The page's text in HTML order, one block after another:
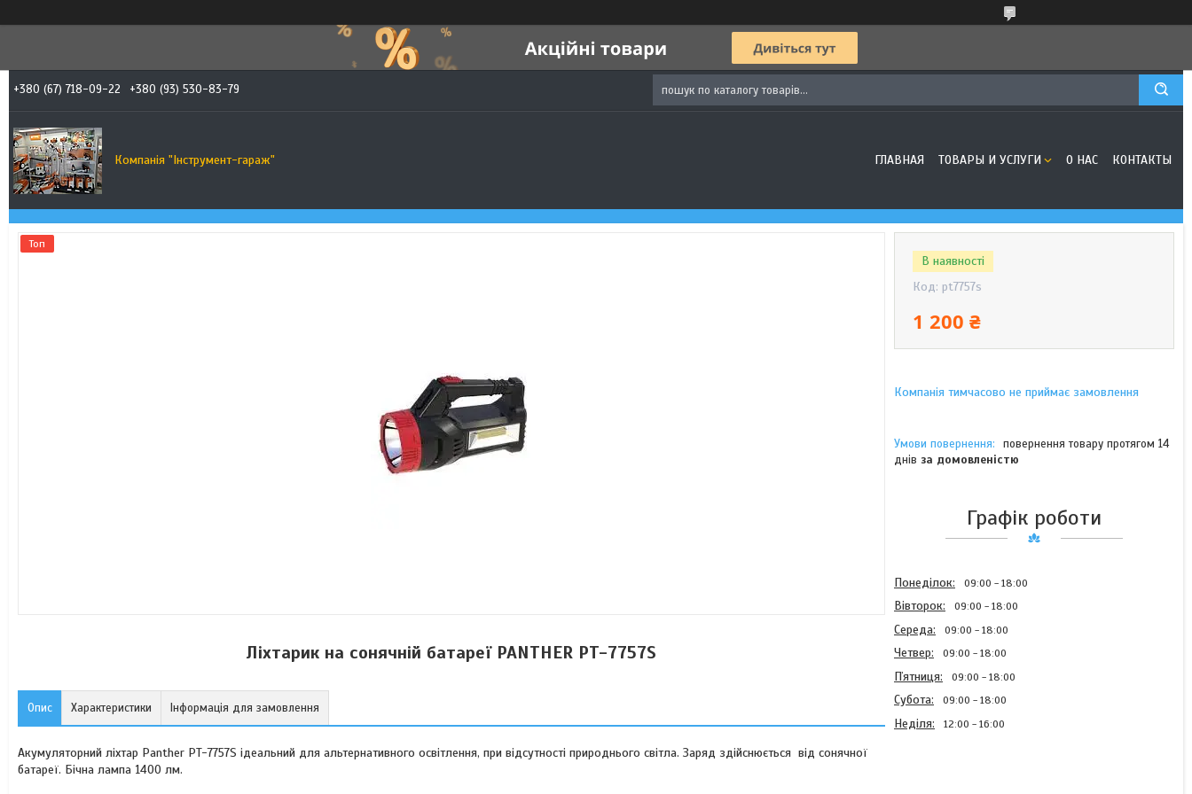
+380 (67) 718-09-22 +380 (93) 530-83-79
Компанія "Інструмент-гараж" ГЛАВНАЯ ТОВАРЫ И УСЛУГИ О НАС КОНТАКТЫ
Топ
Ліхтарик на сонячній батареї PANTHER PT-7757S
Опис Характеристики Інформація для замовлення
Акумуляторний ліхтар Panther PT-7757S ідеальний для альтернативного освітлення, при відсутності природнього світла. Заряд здійснюється від сонячної
батареї. Бічна лампа 1400 лм.
В наявності
Код: pt7757s
1 200 ₴
Компанія тимчасово не приймає замовлення
повернення товару протягом 14
днів за домовленістю
Графік роботи
Понеділок 09:00 18:00
Вівторок 09:00 18:00
Середа 09:00 18:00
Четвер 09:00 18:00
Пʼятниця 09:00 18:00
Субота 09:00 18:00
Неділя 12:00 16:00